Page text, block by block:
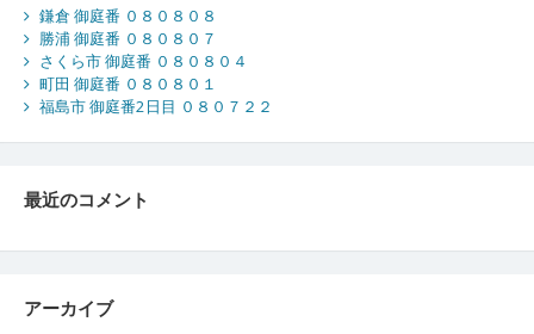
鎌倉 御庭番 ０８０８０８
勝浦 御庭番 ０８０８０７
さくら市 御庭番 ０８０８０４
町田 御庭番 ０８０８０１
福島市 御庭番2日目 ０８０７２２
最近のコメント
アーカイブ